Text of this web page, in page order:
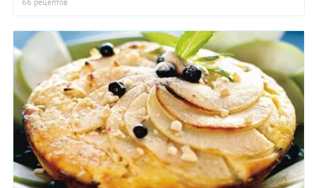
продуктов: муки, сливочного масла, сахара, яиц, собственно
овсяных хлопьев. Иногда в тесто для овсяного печенья
добавляют молоко или сливки. Некоторое разнообразие в
рецепты овсяного печенья вносит использование
дополнительных ингредиентов - орехов (это может быть
фундук, миндаль, грецкие орехи), изюма, бананов, цукатов и
шоколада.